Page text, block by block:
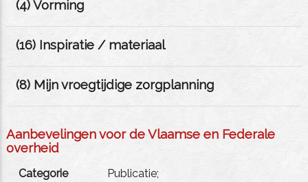
(4) Vorming
(16) Inspiratie / materiaal
(8) Mijn vroegtijdige zorgplanning
Aanbevelingen voor de Vlaamse en Federale
overheid
Categorie
Publicatie;